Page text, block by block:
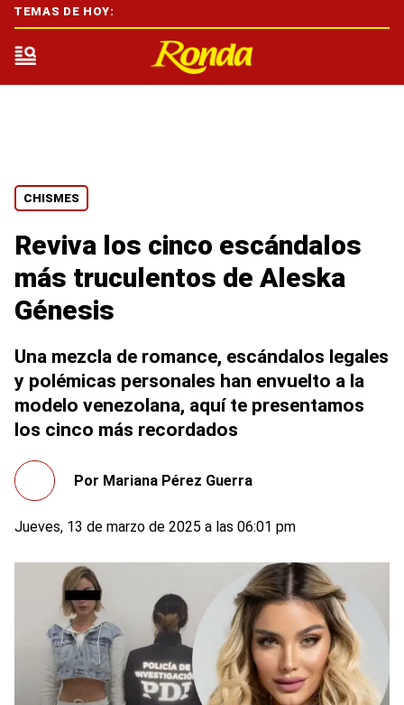
CHISMES
Reviva los cinco escándalos
más truculentos de Aleska
Génesis
Una mezcla de romance, escándalos legales
y polémicas personales han envuelto a la
modelo venezolana, aquí te presentamos
los cinco más recordados
Por Mariana Pérez Guerra
Jueves, 13 de marzo de 2025 a las 06:01 pm
TEMAS DE HOY: